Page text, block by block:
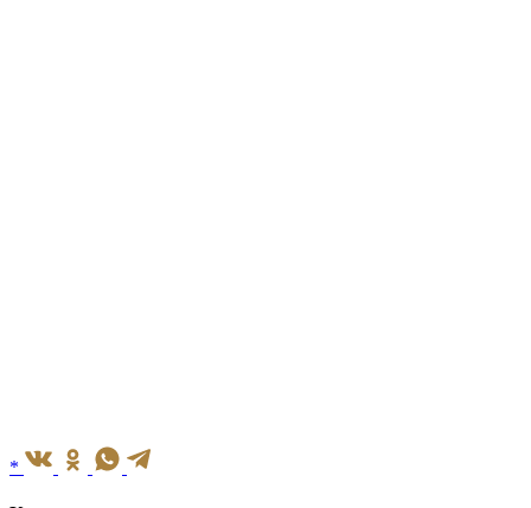
*